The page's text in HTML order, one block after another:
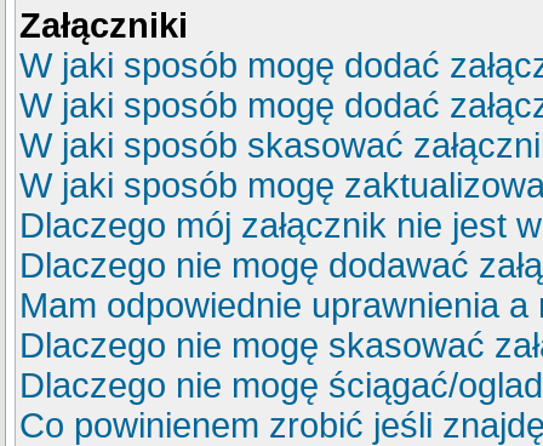
Załączniki
W jaki sposób mogę dodać
W jaki sposób mogę dodać
W jaki sposób skasować
W jaki sposób mogę
Dlaczego mój załącznik nie jest
Dlaczego nie mogę dodawać
Mam odpowiednie uprawnienia
Dlaczego nie mogę skasować
Dlaczego nie mogę ściągać/
Co powinienem zrobić jeśli